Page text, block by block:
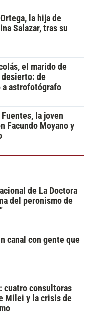
la hija de
Salazar, tras su
el marido de
desierto: de
a astrofotógrafo
la joven
Facundo Moyano y
de La Doctora
del peronismo de
canal con gente que
cuatro consultoras
Milei y la crisis de